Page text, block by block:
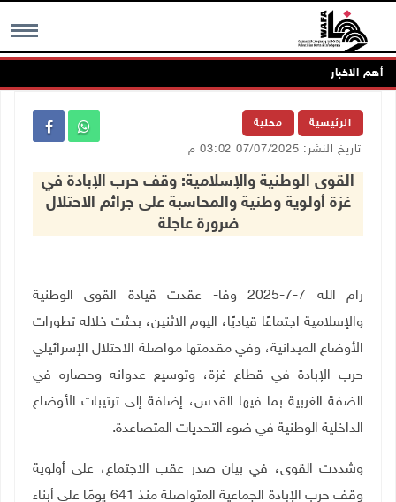
MENU أهم الاخبار
الرئيسية محلية
تاريخ النشر: 07/07/2025 03:02 م
القوى الوطنية والإسلامية: وقف حرب الإبادة في
غزة أولوية وطنية والمحاسبة على جرائم الاحتلال
ضرورة عاجلة
رام الله 7-7-2025 وفا- عقدت قيادة القوى الوطنية
والإسلامية اجتماعًا قياديًا، اليوم الاثنين، بحثت خلاله تطورات
الأوضاع الميدانية، وفي مقدمتها مواصلة الاحتلال الإسرائيلي
حرب الإبادة في قطاع غزة، وتوسيع عدوانه وحصاره في
الضفة الغربية بما فيها القدس، إضافة إلى ترتيبات الأوضاع
الداخلية الوطنية في ضوء التحديات المتصاعدة.
وشددت القوى، في بيان صدر عقب الاجتماع، على أولوية
وقف حرب الإبادة الجماعية المتواصلة منذ 641 يومًا على أبناء